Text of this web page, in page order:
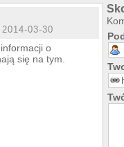
03-30
o
się na tym.